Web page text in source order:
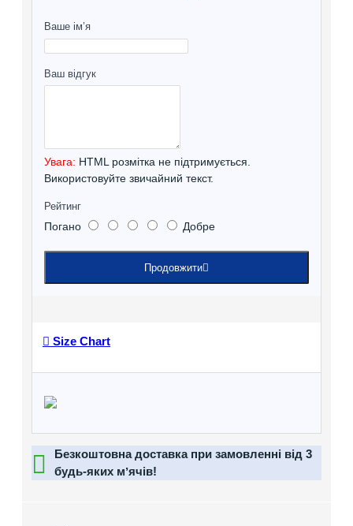
Ваше ім’я
Ваш відгук
Увага: HTML розмітка не підтримується.
Використовуйте звичайний текст.
Рейтинг
Погано Добре
Продовжити
Size Chart
Безкоштовна доставка при замовленні від 3
будь-яких мʼячів!